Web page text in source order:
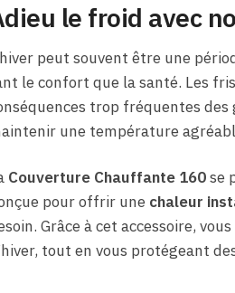
le froid avec
peut souvent être une
le confort que la santé. Les
trop fréquentes
une température
Couverture Chauffante 160se
pour offrir une chaleur
Grâce à cet accessoire,
tout en vous protégeant